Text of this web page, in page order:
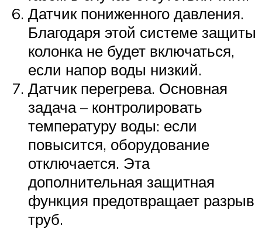
Датчик пониженного давления.
Благодаря этой системе защиты
колонка не будет включаться,
если напор воды низкий.
Датчик перегрева. Основная
задача – контролировать
температуру воды: если
повысится, оборудование
отключается. Эта
дополнительная защитная
функция предотвращает разрыв
труб.